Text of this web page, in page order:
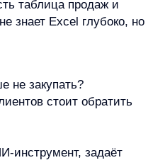
согласования»